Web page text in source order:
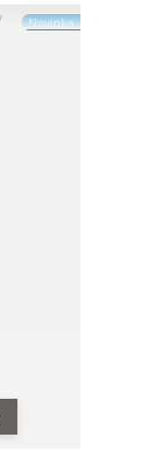
Novinka